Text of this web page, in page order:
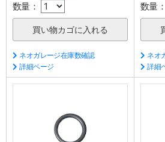
数量：
ネオガレージ在庫数確認
詳細ページ
数量：
ネオ
詳細